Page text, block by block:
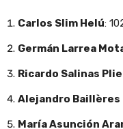
Carlos Slim Helú:
Germán Larrea
Ricardo Salinas
Alejandro Baillères
María Asunción